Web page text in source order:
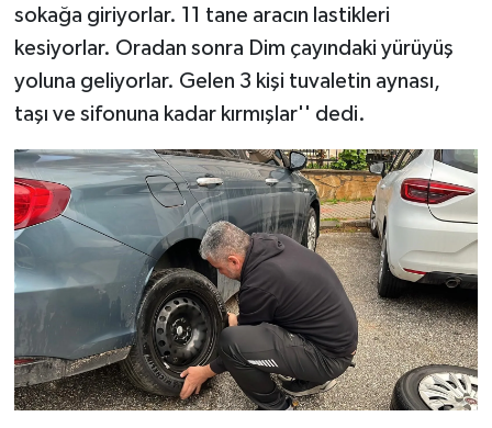
sokağa giriyorlar. 11 tane aracın lastikleri
kesiyorlar. Oradan sonra Dim çayındaki yürüyüş
yoluna geliyorlar. Gelen 3 kişi tuvaletin aynası,
taşı ve sifonuna kadar kırmışlar'' dedi.